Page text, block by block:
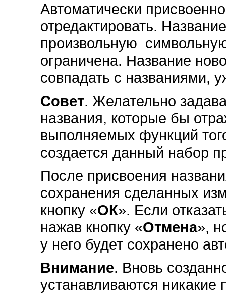
Автоматически
отредактировать.
произвольную
ограничена. Название
совпадать с названиями,
Совет. Желательно
названия, которые бы
выполняемых функций
создается данный набор
После присвоения
сохранения сделанных
кнопку «ОК». Если
нажав кнопку «Отмена»,
у него будет сохранено
Внимание. Вновь
устанавливаются никакие